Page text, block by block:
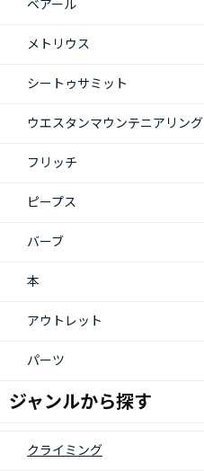
ベアール
メトリウス
シートゥサミット
ウエスタンマウンテニアリング
フリッチ
ピープス
バーブ
本
アウトレット
パーツ
ジャンルから探す
クライミング